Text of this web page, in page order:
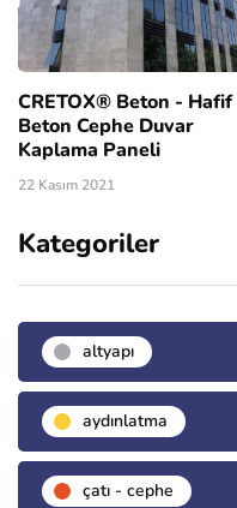
CRETOX® Beton - Hafif
Beton Cephe Duvar
Kaplama Paneli
22 Kasım 2021
Kategoriler
altyapı
aydınlatma
çatı - cephe